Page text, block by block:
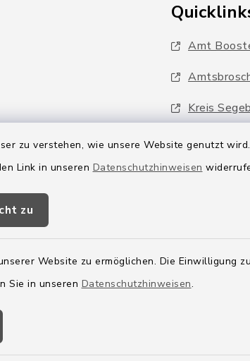
zu verstehen, wie unsere Website genutzt
Link in unseren Datenschutzhinweisen
zu
Website zu ermöglichen. Die Einwilligung
Sie in unseren Datenschutzhinweisen.
Amt
Kreis
Wege-